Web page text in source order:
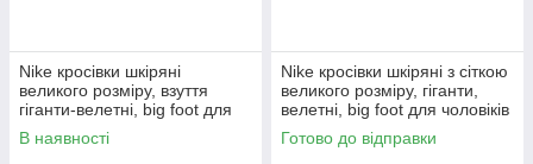
Nike кросівки шкіряні
великого розміру, взуття
гіганти-велетні, big foot для
чоловіків демісезонні 50 розм
В наявності
Nike кросівки шкіряні з сіткою
великого розміру, гіганти,
велетні, big foot для чоловіків
літні 46 разм
Готово до відправки